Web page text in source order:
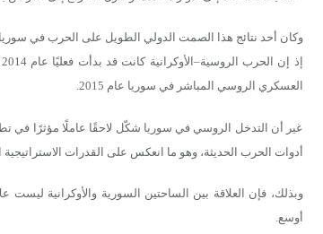
وكان أحد نتائج هذا الصمت الدولي الطويل على الحرب في سوريا
العسكري الروسي المباشر في سوريا عام 2015.
غير أن التدخل الروسي في سوريا شكّل لاحقًا عاملًا مؤثرًا في
أدوات الحرب الحديثة، وهو ما انعكس على القدرات الاستراتيجية
وبذلك، فإن العلاقة بين الساحتين السورية والأوكرانية
أوسع.